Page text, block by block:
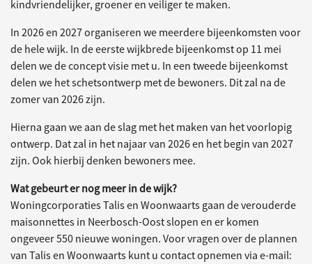
kindvriendelijker, groener en veiliger te maken.
In 2026 en 2027 organiseren we meerdere bijeenkomsten voor
de hele wijk. In de eerste wijkbrede bijeenkomst op 11 mei
delen we de concept visie met u. In een tweede bijeenkomst
delen we het schetsontwerp met de bewoners. Dit zal na de
zomer van 2026 zijn.
Hierna gaan we aan de slag met het maken van het voorlopig
ontwerp. Dat zal in het najaar van 2026 en het begin van 2027
zijn. Ook hierbij denken bewoners mee.
Wat gebeurt er nog meer in de wijk?
Woningcorporaties Talis en Woonwaarts gaan de verouderde
maisonnettes in Neerbosch-Oost slopen en er komen
ongeveer 550 nieuwe woningen. Voor vragen over de plannen
van Talis en Woonwaarts kunt u contact opnemen via e-mail: